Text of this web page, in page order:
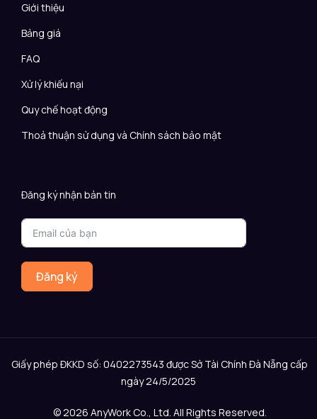
Giới thiệu
Bảng giá
FAQ
Xử lý khiếu nại
Quy chế hoạt động
Thoả thuận sử dụng và Chính sách bảo mật
Đăng ký nhận bản tin
Đăng ký
Giấy phép ĐKKD số: 0402273543 được Sở Tài Chính Đà Nẵng cấp
ngày 24/5/2025
© 2026 AnyWork Co., Ltd. All Rights Reserved.